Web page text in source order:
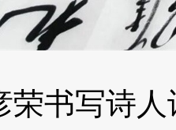
荣书写诗